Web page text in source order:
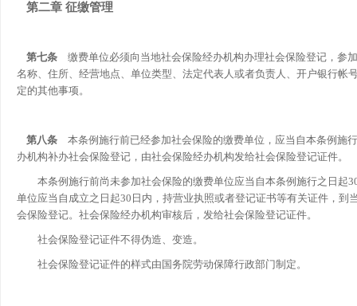
第二章 征缴管理
第七条 缴费单位必须向当地社会保险经办机构办理社会保险登记，参
名称、住所、经营地点、单位类型、法定代表人或者负责人、开户银行帐
定的其他事项。
第八条 本条例施行前已经参加社会保险的缴费单位，应当自本条例施
办机构补办社会保险登记，由社会保险经办机构发给社会保险登记证件。
本条例施行前尚未参加社会保险的缴费单位应当自本条例施行之日起
单位应当自成立之日起30日内，持营业执照或者登记证书等有关证件，到
会保险登记。社会保险经办机构审核后，发给社会保险登记证件。
社会保险登记证件不得伪造、变造。
社会保险登记证件的样式由国务院劳动保障行政部门制定。